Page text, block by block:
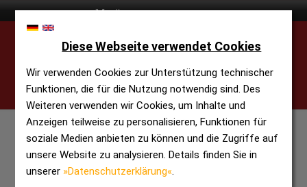
Diese Webseite verwendet Cookies
Wir verwenden Cookies zur Unterstützung technischer
Funktionen, die für die Nutzung notwendig sind. Des
Weiteren verwenden wir Cookies, um Inhalte und
Anzeigen teilweise zu personalisieren, Funktionen für
soziale Medien anbieten zu können und die Zugriffe auf
unsere Website zu analysieren. Details finden Sie in
unserer »Datenschutzerklärung«.